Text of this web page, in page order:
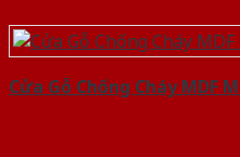
Cửa Gỗ Chống Cháy MDF